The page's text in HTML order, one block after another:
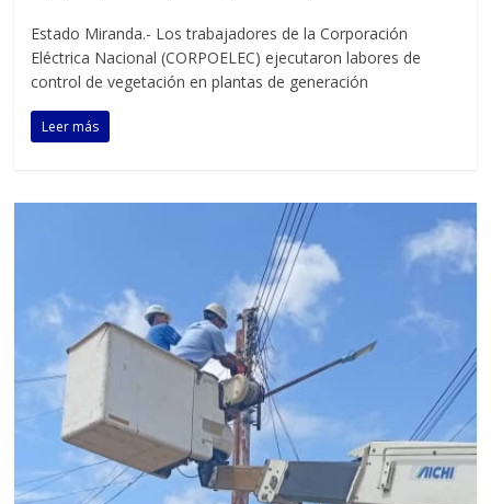
Estado Miranda.- Los trabajadores de la Corporación
Eléctrica Nacional (CORPOELEC) ejecutaron labores de
control de vegetación en plantas de generación
Leer más